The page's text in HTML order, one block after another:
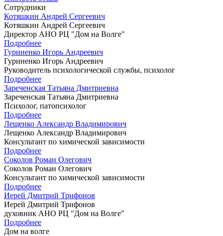
Сотрудники
Котяшкин Андрей Сергеевич
Котяшкин Андрей Сергеевич
Директор АНО РЦ "Дом на Волге"
Подробнее
Гуриненко Игорь Андреевич
Гуриненко Игорь Андреевич
Руководитель психологической службы, психолог
Подробнее
Зареченская Татьяна Дмитриевна
Зареченская Татьяна Дмитриевна
Психолог, патопсихолог
Подробнее
Лещенко Александр Владимирович
Лещенко Александр Владимирович
Консультант по химической зависимости
Подробнее
Соколов Роман Олегович
Соколов Роман Олегович
Консультант по химической зависимости
Подробнее
Иерей Дмитрий Трифонов
Иерей Дмитрий Трифонов
духовник АНО РЦ "Дом на Волге"
Подробнее
Дом на волге